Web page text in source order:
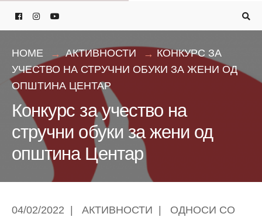
HOME АКТИВНОСТИ
КОНКУРС ЗА
УЧЕСТВО НА СТРУЧНИ ОБУКИ ЗА ЖЕНИ ОД
ОПШТИНА ЦЕНТАР
Конкурс за учество на
стручни обуки за жени од
општина Центар
04/02/2022 АКТИВНОСТИ
ОДНОСИ СО